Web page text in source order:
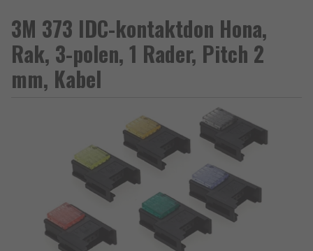
3M 373 IDC-kontaktdon Hona,
Rak, 3-polen, 1 Rader, Pitch 2
mm, Kabel